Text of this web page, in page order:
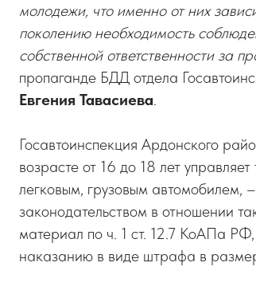
молодежи, что именно от них
поколению необходимость
собственной ответственности за
пропаганде БДД отдела
Евгения Тавасиева.
Госавтоинспекция Ардонского
возрасте от 16 до 18 лет
легковым, грузовым автомобилем,
законодательством в отношении
материал по ч. 1 ст. 12.7 КоАПа РФ,
наказанию в виде штрафа в